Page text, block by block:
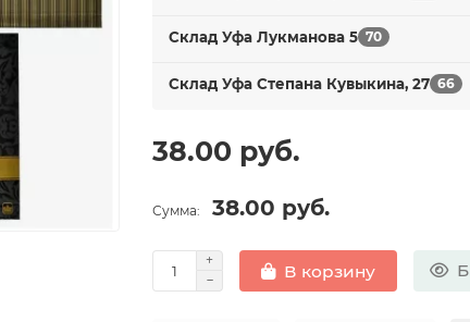
Склад Уфа Лукманова 5 70
Склад Уфа Степана Кувыкина, 27 66
38.00 руб.
Сумма: 38.00 руб.
В корзину